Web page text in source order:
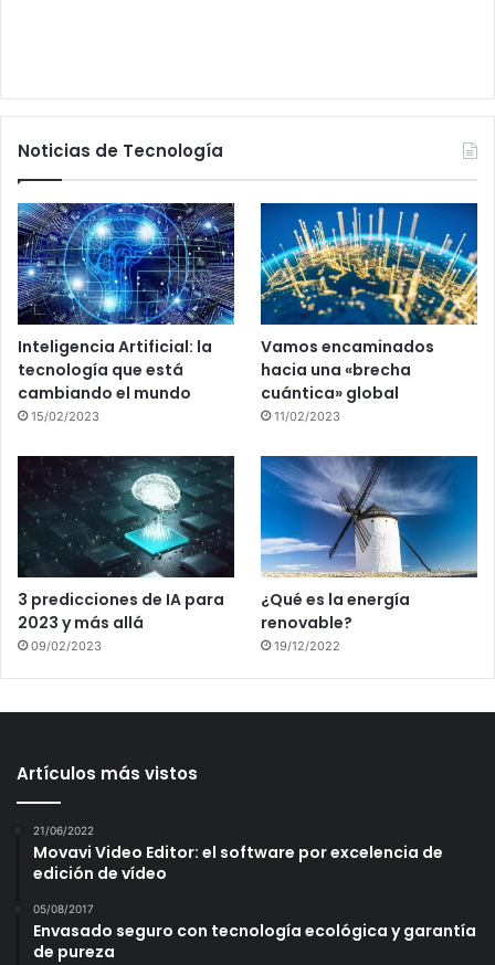
Noticias de Tecnología
Inteligencia Artificial: la
tecnología que está
cambiando el mundo
15/02/2023
Vamos encaminados
hacia una «brecha
cuántica» global
11/02/2023
3 predicciones de IA para
2023 y más allá
09/02/2023
¿Qué es la energía
renovable?
19/12/2022
Artículos más vistos
21/06/2022
Movavi Video Editor: el software por excelencia de
edición de vídeo
05/08/2017
Envasado seguro con tecnología ecológica y garantía
de pureza